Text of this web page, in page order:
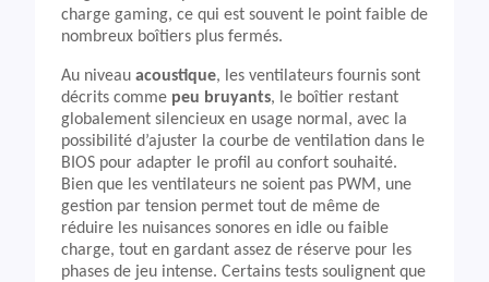
charge gaming, ce qui est souvent le point faible de
nombreux boîtiers plus fermés.
Au niveau acoustique, les ventilateurs fournis sont
décrits comme peu bruyants, le boîtier restant
globalement silencieux en usage normal, avec la
possibilité d’ajuster la courbe de ventilation dans le
BIOS pour adapter le profil au confort souhaité.
Bien que les ventilateurs ne soient pas PWM, une
gestion par tension permet tout de même de
réduire les nuisances sonores en idle ou faible
charge, tout en gardant assez de réserve pour les
phases de jeu intense. Certains tests soulignent que